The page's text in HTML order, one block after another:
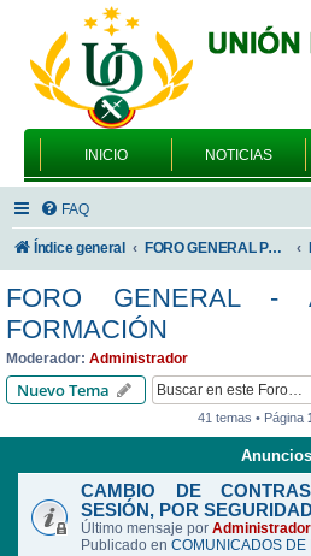
INICIO NOTICIAS
FAQ
Índice general FORO GENERAL PARA TODOS LOS USUARIOS
FORO GENERAL -
FORMACIÓN
Moderador: Administrador
Nuevo Tema
41 temas • Página
Anuncios
CAMBIO DE
SESIÓN, POR
Último mensaje por Administrador
Publicado en COMUNICADOS DE